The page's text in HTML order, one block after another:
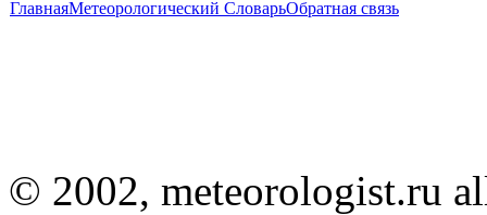
ГлавнаяМетеорологический СловарьОбратная связь
© 2002, meteorologist.ru